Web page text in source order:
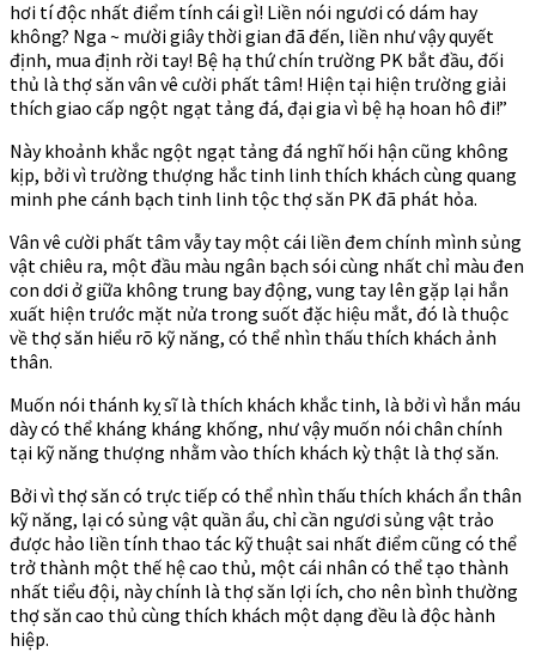
hơi tí độc nhất điểm tính cái gì! Liền nói ngươi có dám hay
không? Nga ~ mười giây thời gian đã đến, liền như vậy quyết
định, mua định rời tay! Bệ hạ thứ chín trường PK bắt đầu, đối
thủ là thợ săn vân vê cười phất tâm! Hiện tại hiện trường giải
thích giao cấp ngột ngạt tảng đá, đại gia vì bệ hạ hoan hô đi!”
Này khoảnh khắc ngột ngạt tảng đá nghĩ hối hận cũng không
kịp, bởi vì trường thượng hắc tinh linh thích khách cùng quang
minh phe cánh bạch tinh linh tộc thợ săn PK đã phát hỏa.
Vân vê cười phất tâm vẫy tay một cái liền đem chính mình sủng
vật chiêu ra, một đầu màu ngân bạch sói cùng nhất chỉ màu đen
con dơi ở giữa không trung bay động, vung tay lên gặp lại hắn
xuất hiện trước mặt nửa trong suốt đặc hiệu mắt, đó là thuộc
về thợ săn hiểu rõ kỹ năng, có thể nhìn thấu thích khách ảnh
thân.
Muốn nói thánh kỵ sĩ là thích khách khắc tinh, là bởi vì hắn máu
dày có thể kháng kháng khống, như vậy muốn nói chân chính
tại kỹ năng thượng nhằm vào thích khách kỳ thật là thợ săn.
Bởi vì thợ săn có trực tiếp có thể nhìn thấu thích khách ẩn thân
kỹ năng, lại có sủng vật quần ẩu, chỉ cần ngươi sủng vật trảo
được hảo liền tính thao tác kỹ thuật sai nhất điểm cũng có thể
trở thành một thế hệ cao thủ, một cái nhân có thể tạo thành
nhất tiểu đội, này chính là thợ săn lợi ích, cho nên bình thường
thợ săn cao thủ cùng thích khách một dạng đều là độc hành
hiệp.